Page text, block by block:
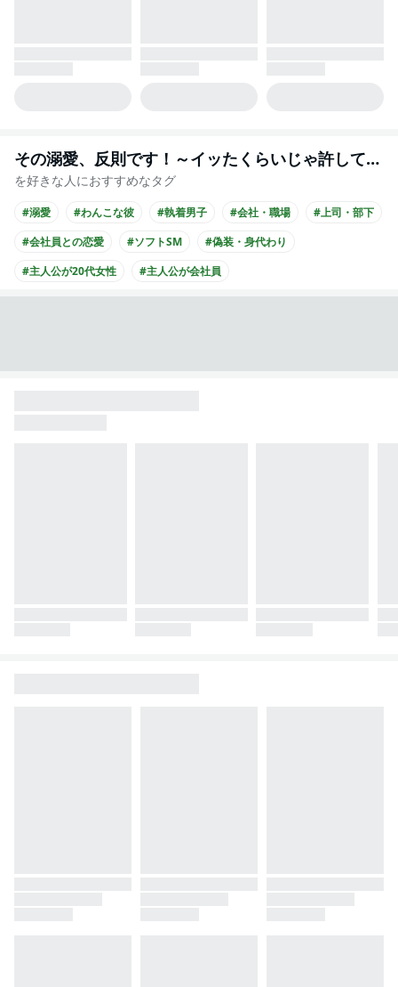
その溺愛、反則です！～イッたくらいじゃ許してくれません～
を好きな人におすすめなタグ
#溺愛 #わんこな彼 #執着男子 #会社・職場
#上司・部下
#会社員との恋愛
#ソフトSM
#偽装・身代わり
#主人公が20代女性
#主人公が会社員